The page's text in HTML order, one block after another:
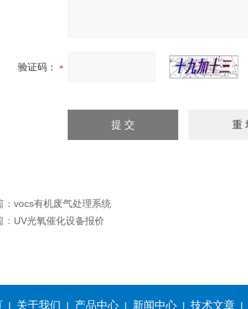
验证码：
： vocs有机废气处理系统
UV光氧催化设备报价
| 关于我们 | 产品中心 | 新闻中心 | 技术文章 |